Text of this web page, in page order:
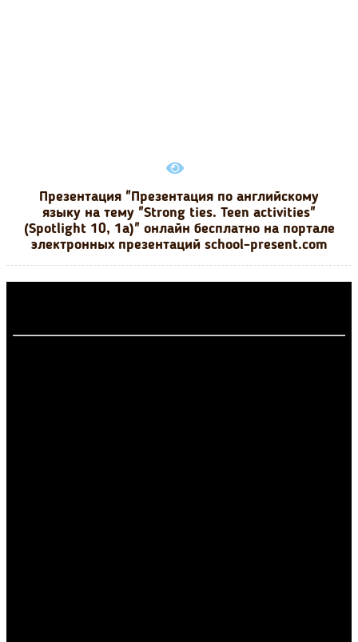
Презентация "Презентация по английскому
языку на тему "Strong ties. Teen activities"
(Spotlight 10, 1a)" онлайн бесплатно на портале
электронных презентаций school-present.com